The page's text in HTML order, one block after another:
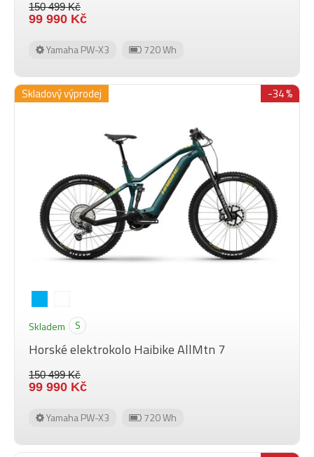
150 499 Kč
99 990 Kč
Yamaha PW-X3 720 Wh
Skladový výprodej -34 %
Skladem S
Horské elektrokolo Haibike AllMtn 7
150 499 Kč
99 990 Kč
Yamaha PW-X3 720 Wh